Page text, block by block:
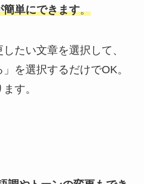
単にできます。
たい文章を選択して、
を選択するだけでOK。
す。